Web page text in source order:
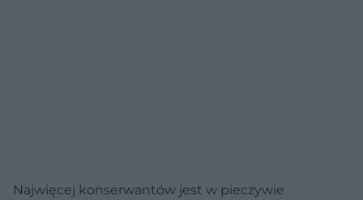
Najwięcej konserwantów jest w pieczywie